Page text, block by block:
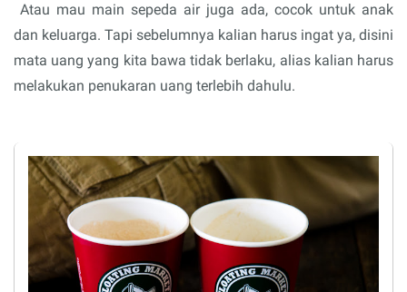
Atau mau main sepeda air juga ada, cocok untuk anak
dan keluarga. Tapi sebelumnya kalian harus ingat ya, disini
mata uang yang kita bawa tidak berlaku, alias kalian harus
melakukan penukaran uang terlebih dahulu.